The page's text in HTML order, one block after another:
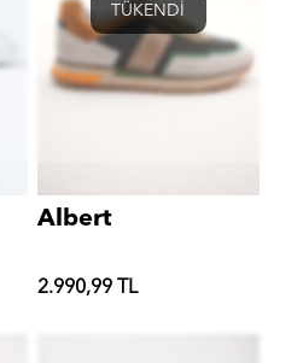
Albert
2.990,99 TL
TÜKENDİ